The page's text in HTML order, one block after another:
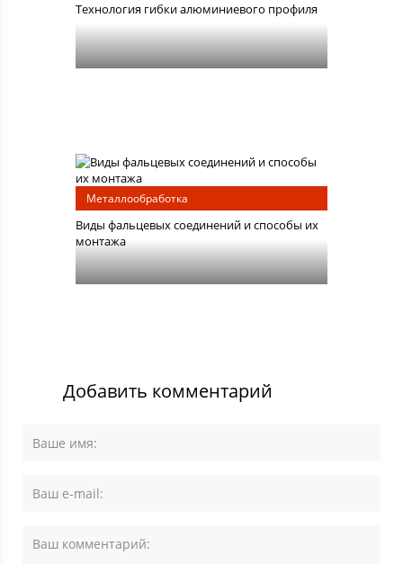
Технология гибки алюминиевого профиля
Металлообработка
Виды фальцевых соединений и способы их
монтажа
Добавить комментарий